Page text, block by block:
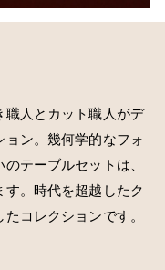
職人とカット職人がデ
ン。幾何学的なフォ
テーブルセットは、
。時代を超越したク
コレクションです。